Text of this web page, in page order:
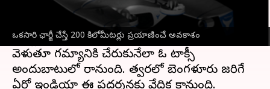
ఒకసారి ఛార్జీ చేస్తే 200 కిలోమీటర్లు ప్రయాణించే అవకాశం
మనం ఇప్పటివరకు చాలా టాక్సీలను చూసి ఉంటాం.
కానీ ఇది సరికొత్తఎలక్ట్రిక్ టాక్సీ . ఇది వరకు ఎన్నడూ
లేనట్లుగా ఆకాశంలో ఎగిరే టాక్సీ, త్వరలో ఆకాశంలో
వెళుతూ గమ్యానికి చేరుకునేలా ఓ టాక్సీ
అందుబాటులో రానుంది. త్వరలో బెంగళూరు జరిగే